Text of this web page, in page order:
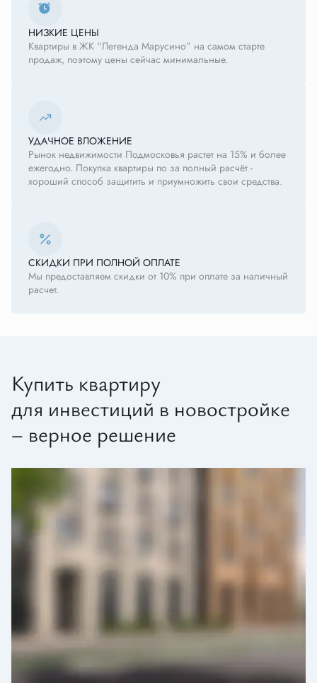
НИЗКИЕ ЦЕНЫ
Квартиры в ЖК “Легенда Марусино” на самом старте
продаж, поэтому цены сейчас минимальные.
УДАЧНОЕ ВЛОЖЕНИЕ
Рынок недвижимости Подмосковья растет на 15% и более
ежегодно. Покупка квартиры по за полный расчёт -
хороший способ защитить и приумножить свои средства.
СКИДКИ ПРИ ПОЛНОЙ ОПЛАТЕ
Мы предоставляем скидки от 10% при оплате за наличный
расчет.
Купить квартиру
для инвестиций в новостройке
– верное решение